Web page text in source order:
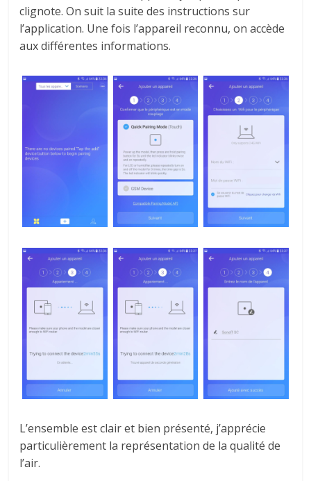
clignote.On suit la suite des instructions sur
l’application. Une fois l’appareil reconnu, on accède
aux différentes informations.
L’ensemble est clair et bien présenté, j’apprécie
particulièrement la représentation de la qualité de
l’air.